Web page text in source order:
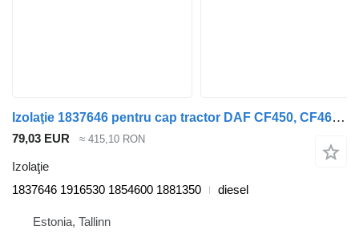
Izolaţie 1837646 pentru cap tractor DAF CF450, CF460 (2017-)
79,03 EUR ≈ 415,10 RON
Izolaţie
1837646 1916530 1854600 1881350
diesel
Estonia, Tallinn